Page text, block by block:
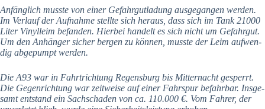
Anfäng­lich muss­te von einer Gefahr­gut­la­dung aus­ge­gan­gen wer­den.
Im Ver­lauf der Auf­nah­me stell­te sich her­aus, dass sich im Tank 21000
Liter Vinyl­leim befan­den. Hier­bei han­delt es sich nicht um Gefahr­gut.
Um den Anhän­ger sicher ber­gen zu kön­nen, muss­te der Leim auf­wen­
dig abge­pumpt wer­den.
Die A93 war in Fahrt­rich­tung Regens­burg bis Mit­ter­nacht gesperrt.
Die Gegen­rich­tung war zeit­wei­se auf einer Fahr­spur befahr­bar. Ins­ge­
samt ent­stand ein Sach­scha­den von ca. 110.000 €. Vom Fah­rer, der